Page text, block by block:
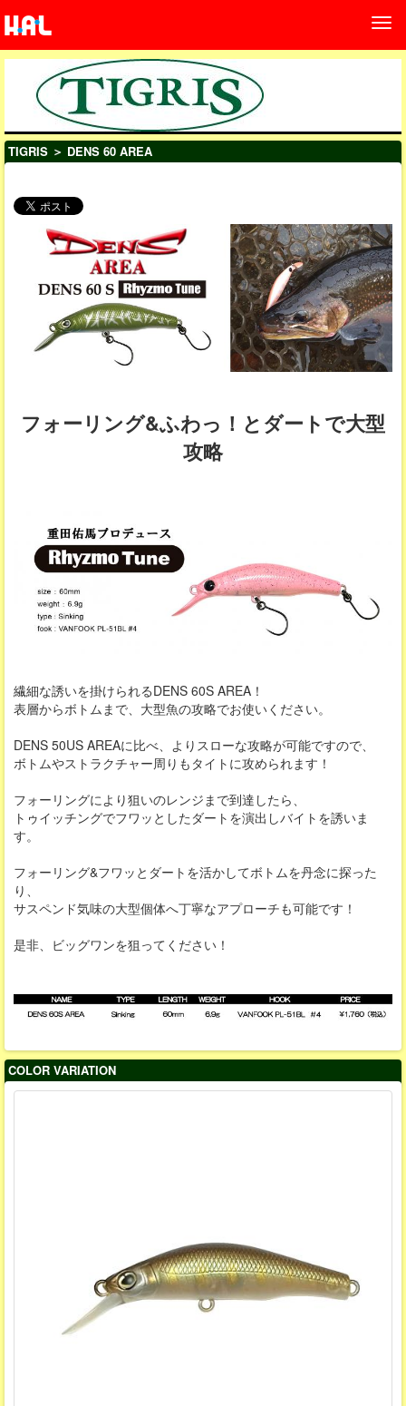
TIGRIS ＞ DENS 60 AREA
フォーリング&ふわっ！とダートで大型
攻略
繊細な誘いを掛けられるDENS 60S AREA！
表層からボトムまで、大型魚の攻略でお使いください。
DENS 50US AREAに比べ、よりスローな攻略が可能ですので、
ボトムやストラクチャー周りもタイトに攻められます！
フォーリングにより狙いのレンジまで到達したら、
トゥイッチングでフワッとしたダートを演出しバイトを誘いま
す。
フォーリング&フワッとダートを活かしてボトムを丹念に探った
り、
サスペンド気味の大型個体へ丁寧なアプローチも可能です！
是非、ビッグワンを狙ってください！
COLOR VARIATION